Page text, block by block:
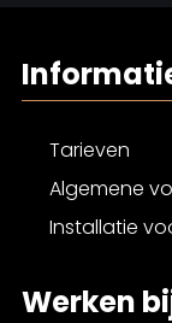
Tarieven
Algemene
Installatie
Werken